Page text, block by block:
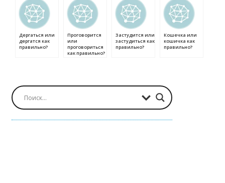
Дергаться или
дергатся как
правильно?
Проговорится
или
проговориться
как правильно?
Застудится или
застудиться как
правильно?
Кошечка или
кошичка как
правильно?